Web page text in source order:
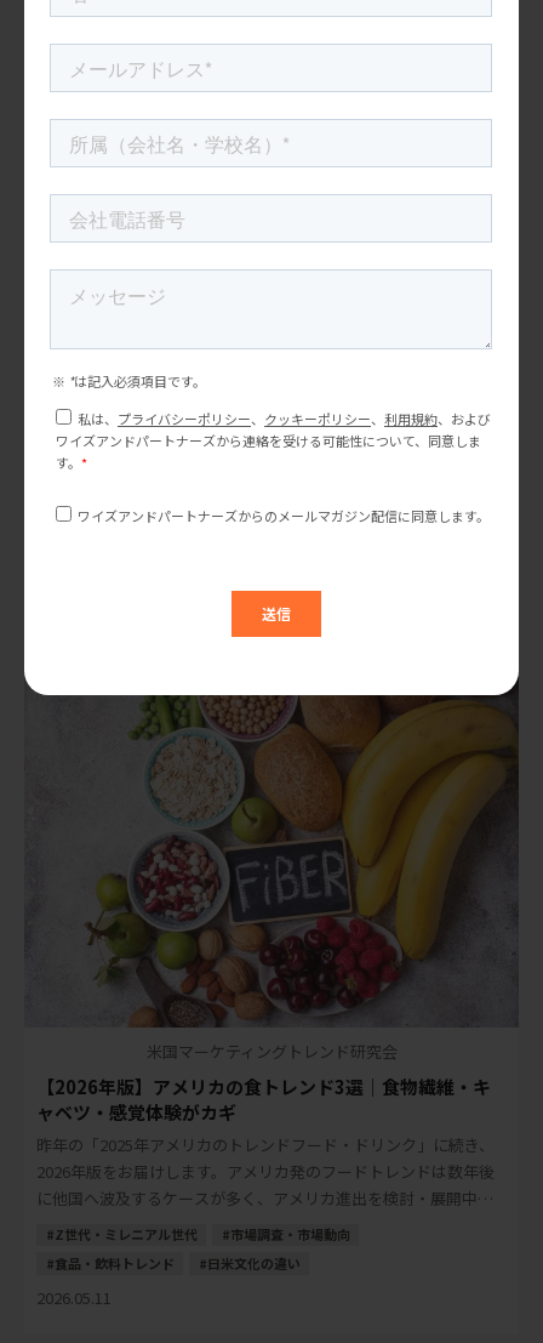
米国マーケティングトレンド研究会
寿司・ラーメン・抹茶の次は何か？ 米国消費者調査から
見えた「次の日本食品」市場の兆候
寿司、ラーメン、抹茶。 これらは今や、アメリカ市場において日
本食品を代表する存在となりました。 実際、多くの日本企業にと
って、「日本食はアメリカで受け入れられるのか？」という不安
食品マーケティング ブランド戦略
米国マーケティングトレンド研究会
【2026年版】アメリカの食トレンド3選｜食物繊維・キ
ャベツ・感覚体験がカギ
昨年の「2025年アメリカのトレンドフード・ドリンク」に続き、
2026年版をお届けします。アメリカ発のフードトレンドは数年後
に他国へ波及するケースが多く、アメリカ進出を検討・展開中の
日本の食品・飲料メーカーにとって、先読 […]
Z世代・ミレニアル世代
市場調査・市場動向
食品・飲料トレンド
日米文化の違い
2026.05.11